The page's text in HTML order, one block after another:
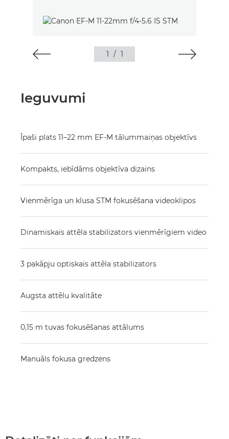
1 / 1
Ieguvumi
Īpaši plats 11–22 mm EF-M tālummaiņas objektīvs
Kompakts, iebīdāms objektīva dizains
Vienmērīga un klusa STM fokusēšana videoklipos
Dinamiskais attēla stabilizators vienmērīgiem video
3 pakāpju optiskais attēla stabilizators
Augsta attēlu kvalitāte
0,15 m tuvas fokusēšanas attālums
Manuāls fokusa gredzens